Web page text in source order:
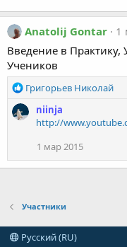
Anatolij Gontar
1
Введение в
Учеников
R
a
o
:
Григорьев Николай
niinja
http://
1 мар 2015
Участники
Русский (RU)